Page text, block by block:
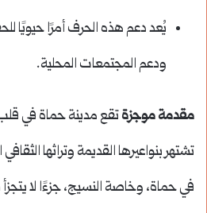
يُعد دعم هذه الحرف أمرًا حيويًا
ودعم المجتمعات المحلية.
مقدمة موجزةتقع مدينة حماة في
تشتهر بنواعيرها القديمة وتراثها
في حماة، وخاصة النسيج، جزءًا لا